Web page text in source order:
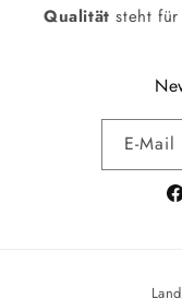
Qualität steht
E-Mail